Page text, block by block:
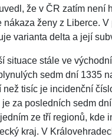
že v ČR zatím není
ženy z Liberce.
varianta delta a její
situace stále ve
sedm dní 1335
tisíc je incidenční
za posledních sedm
ze tří regionů, kde
kraj. V